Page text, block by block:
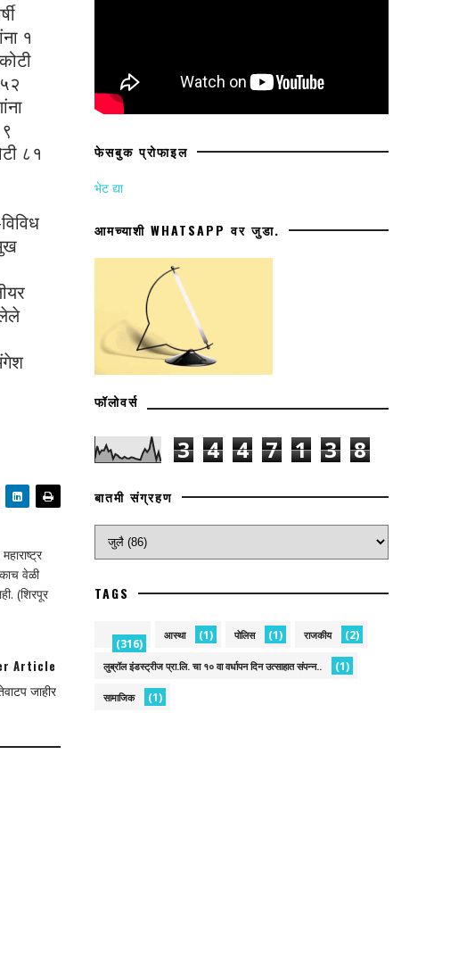
१
८१
वेळी
(शिरपूर
Article
जाहीर
फेसबुक प्रोफाइल
भेट द्या
आमच्याशी WHATSAPP वर जुडा.
फॉलोवर्स
3 4 4 7 1 3 8
बातमी संग्रहण
TAGS
(316)
आस्था (1) पोलिस (1) राजकीय (2)
लुब्रॉल इंडस्ट्रीज प्रा.लि. चा १० वा वर्धापन दिन उत्साहात संपन्न.. (1)
सामाजिक (1)